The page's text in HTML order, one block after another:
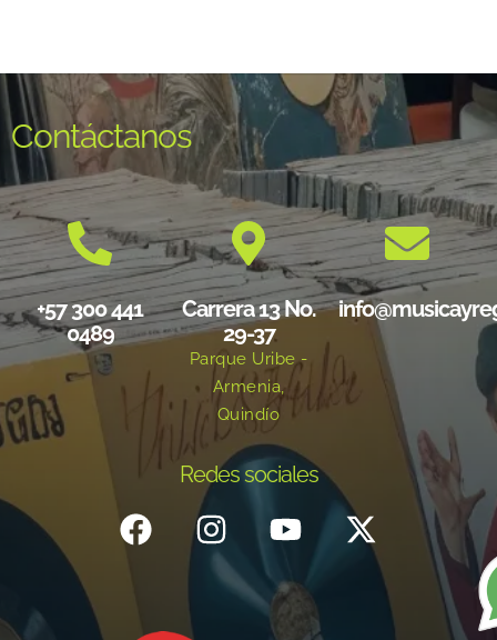
Contáctanos
+57 300 441
0489
Carrera 13 No.
29-37
Parque Uribe -
Armenia,
Quindío
Redes sociales